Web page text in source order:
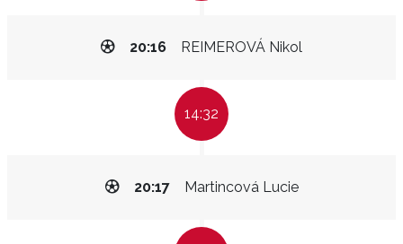
REIMEROVÁ Nikol
20:16
14:32
Martincová Lucie
20:17